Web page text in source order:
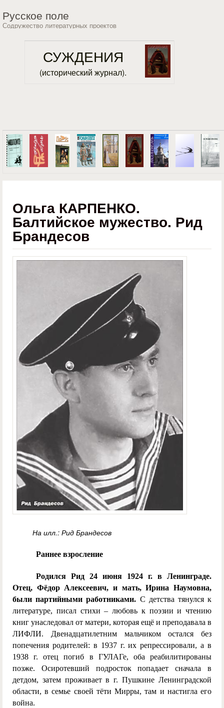
Русское поле
Содружество литературных проектов
СУЖДЕНИЯ
(исторический журнал).
Ольга КАРПЕНКО.
Балтийское мужество. Рид
Брандесов
На илл.: Рид Брандесов
Раннее взросление
Родился Рид 24 июня 1924 г. в Ленинграде.
Отец, Фёдор Алексеевич, и мать, Ирина Наумовна,
были партийными работниками. С детства тянулся к
литературе, писал стихи – любовь к поэзии и чтению
книг унаследовал от матери, которая ещё и преподавала в
ЛИФЛИ. Двенадцатилетним мальчиком остался без
попечения родителей: в 1937 г. их репрессировали, а в
1938 г. отец погиб в ГУЛАГе, оба реабилитированы
позже. Осиротевший подросток попадает сначала в
детдом, затем проживает в г. Пушкине Ленинградской
области, в семье своей тёти Мирры, там и настигла его
война.